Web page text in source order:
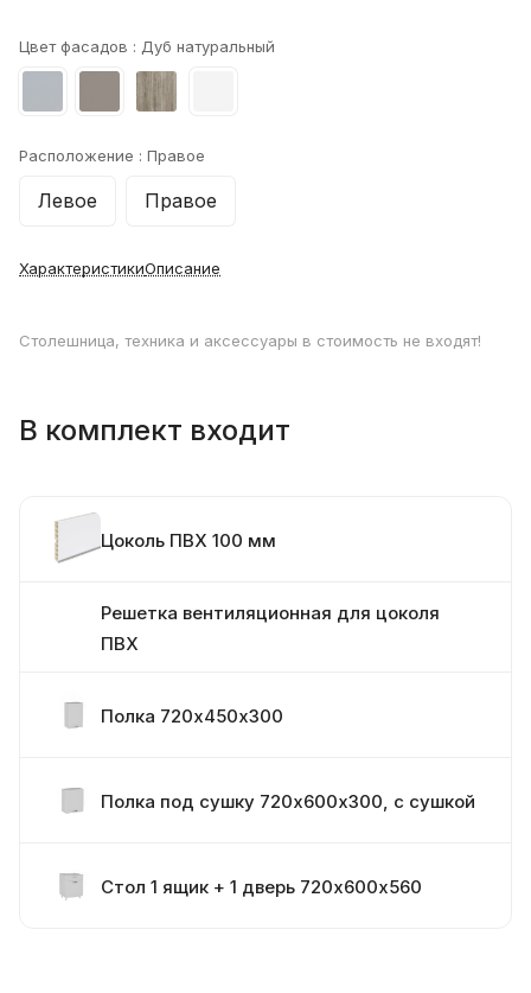
Цвет фасадов : Дуб натуральный
Расположение : Правое
Левое Правое
ХарактеристикиОписание
Столешница, техника и аксессуары в стоимость не входят!
В комплект входит
Цоколь ПВХ 100 мм
Решетка вентиляционная для цоколя
ПВХ
Полка 720х450х300
Полка под сушку 720х600х300, с сушкой
Стол 1 ящик + 1 дверь 720х600х560